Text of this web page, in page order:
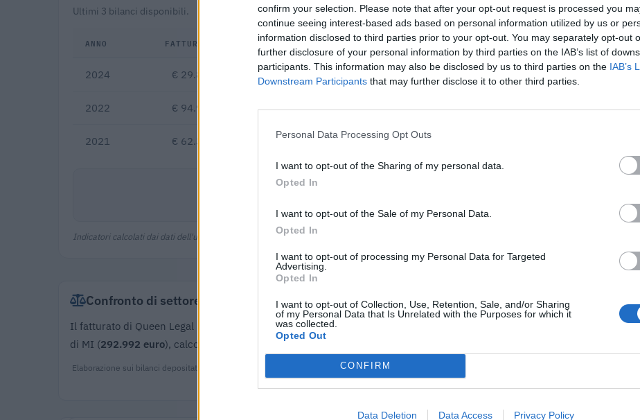
confirm your selection. Please note that after your opt-out request is processed you
continue seeing interest-based ads based on personal information utilized by us or
information disclosed to third parties prior to your opt-out. You may separately opt-out
further disclosure of your personal information by third parties on the IAB’s list of
participants. This information may also be disclosed by us to third parties on the IAB’s
Downstream Participants that may further disclose it to other third parties.
Personal Data Processing Opt Outs
I want to opt-out of the Sharing of my personal data.
Opted In
I want to opt-out of the Sale of my Personal Data.
Opted In
I want to opt-out of processing my Personal Data for Targeted
Advertising.
Opted In
I want to opt-out of Collection, Use, Retention, Sale, and/or Sharing
of my Personal Data that Is Unrelated with the Purposes for which it
was collected.
Opted Out
CONFIRM
Data Deletion Data Access Privacy Policy
Ultimi 3 bilanci disponibili.
ANNO FATTURATO Δ% UTILE/PERDITA DIPENDENTI CAPITALE
2024 € 29.800 -68,6% € 5.724 0 € 10.000
2022 € 94.941 +52,2% — 0 —
2021 € 62.390 —
Indicatori calcolati dai dati dell'ultimo bilancio disponibile.
Confronto di settore
Il fatturato di Queen Legal Service Srl ( 29.800 euro) èinferiore alla
mediana delle aziende dello stesso settore in
di MI (292.992 euro), calcolata su 4.688 imprese.
Elaborazione sui bilanci depositati (Registro Imprese). Mediana per divisione ATECO e provincia.